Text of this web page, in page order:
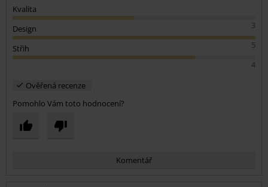
Kvalita
3
Design
5
Střih
4
Ověřená recenze
Pomohlo Vám toto hodnocení?
Komentář